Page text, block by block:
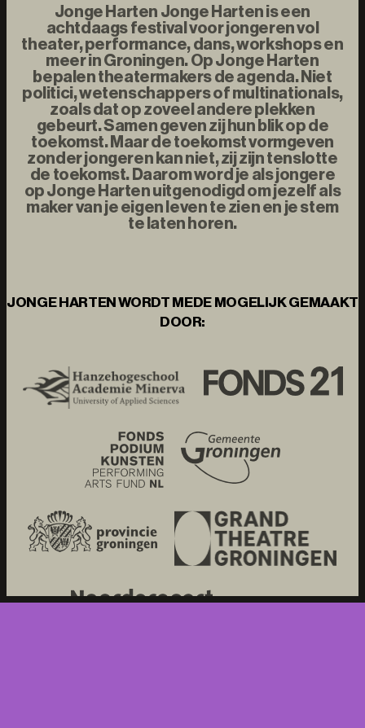
Jonge Harten Jonge Harten is een
achtdaags festival voor jongeren vol
theater, performance, dans, workshops en
meer in Groningen. Op Jonge Harten
bepalen theatermakers de agenda. Niet
politici, wetenschappers of multinationals,
zoals dat op zoveel andere plekken
gebeurt. Samen geven zij hun blik op de
toekomst. Maar de toekomst vormgeven
zonder jongeren kan niet, zij zijn tenslotte
de toekomst. Daarom word je als jongere
op Jonge Harten uitgenodigd om jezelf als
maker van je eigen leven te zien en je stem
te laten horen.
JONGE HARTEN WORDT MEDE MOGELIJK GEMAAKT
DOOR: